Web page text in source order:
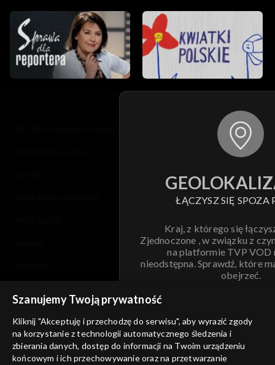
ŁĄCZYSZ SIĘ SPOZA
Kraj, z którego się
Zjednoczone , w związku z
na platformie TVP VOD
nieodstępna. Sprawdź, które
obejrzeć.
ANULUJ
informacje o dostawcy usług
Szanujemy Twoją prywatność
Kliknij "Akceptuję i przechodzę do serwisu", aby wyrazić zgody
na korzystanie z technologii automatycznego śledzenia i
zbierania danych, dostęp do informacji na Twoim urządzeniu
końcowym i ich przechowywanie oraz na przetwarzanie